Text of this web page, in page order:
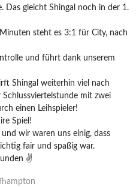
Das gleicht Shingal noch in der 1.
steht es 3:1 für City, nach
und führt dank unserem
Shingal weiterhin viel nach
mit zwei
einen Leihspieler!
Spiel!
wir waren uns einig, dass
fair und spaßig war.
✌️